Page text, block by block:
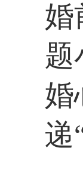
婚
题
婚
递